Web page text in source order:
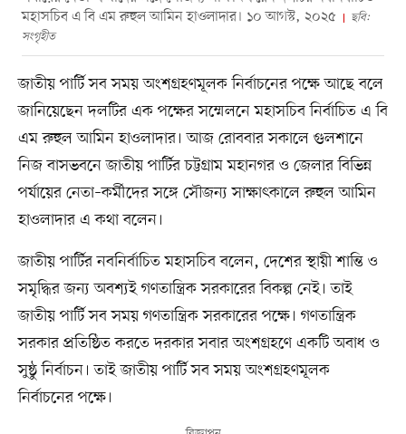
মহাসচিব এ বি এম রুহুল আমিন হাওলাদার। ১০ আগস্ট, ২০২৫
ছবি:
সংগৃহীত
জাতীয় পার্টি সব সময় অংশগ্রহণমূলক নির্বাচনের পক্ষে আছে বলে
জানিয়েছেন দলটির এক পক্ষের সম্মেলনে মহাসচিব নির্বাচিত এ বি
এম রুহুল আমিন হাওলাদার। আজ রোববার সকালে গুলশানে
নিজ বাসভবনে জাতীয় পার্টির চট্টগ্রাম মহানগর ও জেলার বিভিন্ন
পর্যায়ের নেতা–কর্মীদের সঙ্গে সৌজন্য সাক্ষাৎকালে রুহুল আমিন
হাওলাদার এ কথা বলেন।
জাতীয় পার্টির নবনির্বাচিত মহাসচিব বলেন, দেশের স্থায়ী শান্তি ও
সমৃদ্ধির জন্য অবশ্যই গণতান্ত্রিক সরকারের বিকল্প নেই। তাই
জাতীয় পার্টি সব সময় গণতান্ত্রিক সরকারের পক্ষে। গণতান্ত্রিক
সরকার প্রতিষ্ঠিত করতে দরকার সবার অংশগ্রহণে একটি অবাধ ও
সুষ্ঠু নির্বাচন। তাই জাতীয় পার্টি সব সময় অংশগ্রহণমূলক
নির্বাচনের পক্ষে।